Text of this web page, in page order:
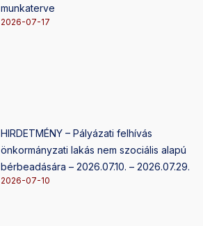
munkaterve
2026-07-17
HIRDETMÉNY – Pályázati felhívás
önkormányzati lakás nem szociális alapú
bérbeadására – 2026.07.10. – 2026.07.29.
2026-07-10